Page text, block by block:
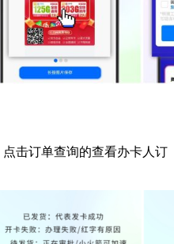
击订单查询的查看办卡人订